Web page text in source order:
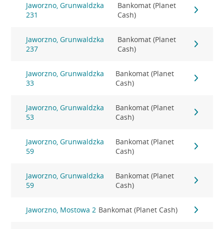
Jaworzno, Grunwaldzka
231
Bankomat (Planet
Cash)
Jaworzno, Grunwaldzka
237
Bankomat (Planet
Cash)
Jaworzno, Grunwaldzka
33
Bankomat (Planet
Cash)
Jaworzno, Grunwaldzka
53
Bankomat (Planet
Cash)
Jaworzno, Grunwaldzka
59
Bankomat (Planet
Cash)
Jaworzno, Grunwaldzka
59
Bankomat (Planet
Cash)
Jaworzno, Mostowa 2 Bankomat (Planet Cash)